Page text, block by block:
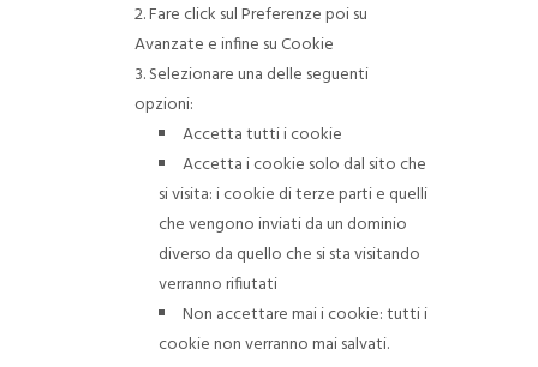
Fare click sul Preferenze poi su
Avanzate e infine su Cookie
Selezionare una delle seguenti
opzioni:
Accetta tutti i cookie
Accetta i cookie solo dal sito che
si visita: i cookie di terze parti e quelli
che vengono inviati da un dominio
diverso da quello che si sta visitando
verranno rifiutati
Non accettare mai i cookie: tutti i
cookie non verranno mai salvati.